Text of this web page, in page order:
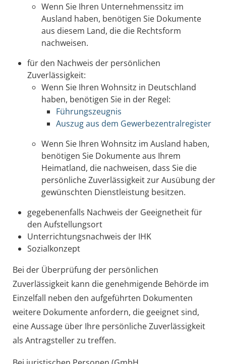
Wenn Sie Ihren Unternehmenssitz im
Ausland haben, benötigen Sie Dokumente
aus diesem Land, die die Rechtsform
nachweisen.
für den Nachweis der persönlichen
Zuverlässigkeit:
Wenn Sie Ihren Wohnsitz in Deutschland
haben, benötigen Sie in der Regel:
Führungszeugnis
Auszug aus dem Gewerbezentralregister
Wenn Sie Ihren Wohnsitz im Ausland haben,
benötigen Sie Dokumente aus Ihrem
Heimatland, die nachweisen, dass Sie die
persönliche Zuverlässigkeit zur Ausübung der
gewünschten Dienstleistung besitzen.
gegebenenfalls Nachweis der Geeignetheit für
den Aufstellungsort
Unterrichtungsnachweis der IHK
Sozialkonzept
Bei der Überprüfung der persönlichen
Zuverlässigkeit kann die genehmigende Behörde im
Einzelfall neben den aufgeführten Dokumenten
weitere Dokumente anfordern, die geeignet sind,
eine Aussage über Ihre persönliche Zuverlässigkeit
als Antragsteller zu treffen.